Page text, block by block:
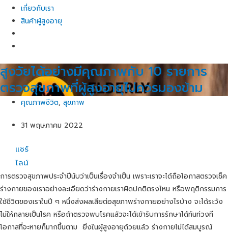
เกี่ยวกับเรา
สินค้าผู้สูงอายุ
สูงวัยได้อย่างมีคุณภาพกับ 10 รายการ
ตรวจสุขภาพที่ผู้สูงอายุไม่ควรมองข้าม
คุณภาพชีวิต,สุขภาพ
31 พฤษภาคม 2022
แชร์
ไลน์
การตรวจสุขภาพประจำปีนับว่าเป็นเรื่องจำเป็น เพราะเราจะได้ถือโอกาสตรวจเช็ค
ร่างกายของเราอย่างละเอียดว่าร่างกายเราผิดปกติตรงไหน หรือพฤติกรรมการ
ใช้ชีวิตของเราในปี ๆ หนึ่งส่งผลเสียต่อสุขภาพร่างกายอย่างไรบ้าง จะได้ระวัง
ไม่ให้กลายเป็นโรค หรือถ้าตรวจพบโรคแล้วจะได้เข้ารับการรักษาได้ทันท่วงที
โอกาสที่จะหายก็มากขึ้นตาม ยิ่งในผู้สูงอายุด้วยแล้ว ร่างกายไม่ได้สมบูรณ์